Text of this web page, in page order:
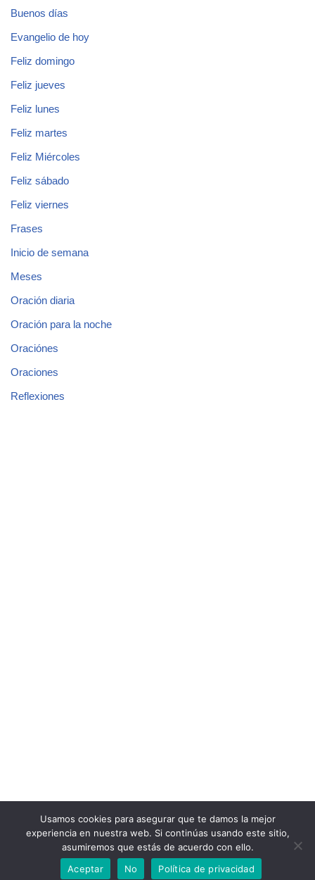
Buenos días
Evangelio de hoy
Feliz domingo
Feliz jueves
Feliz lunes
Feliz martes
Feliz Miércoles
Feliz sábado
Feliz viernes
Frases
Inicio de semana
Meses
Oración diaria
Oración para la noche
Oraciónes
Oraciones
Reflexiones
Personalizar Cookies Política de Cookies Aviso Legal
| Funciona gracias aWordPress
Usamos cookies para asegurar que te damos la mejor
experiencia en nuestra web. Si continúas usando este sitio,
asumiremos que estás de acuerdo con ello.
Aceptar
No Política de privacidad